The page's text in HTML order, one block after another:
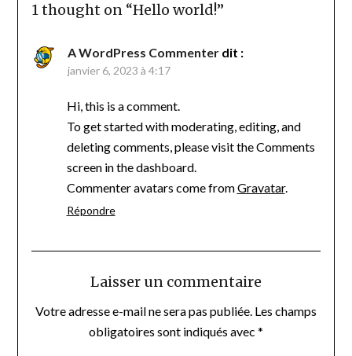
1 thought on “Hello world!”
A WordPress Commenter dit :
janvier 6, 2023 à 4:17
Hi, this is a comment.
To get started with moderating, editing, and
deleting comments, please visit the Comments
screen in the dashboard.
Commenter avatars come fromGravatar.
Répondre
Laisser un commentaire
Votre adresse e-mail ne sera pas publiée. Les champs
obligatoires sont indiqués avec *